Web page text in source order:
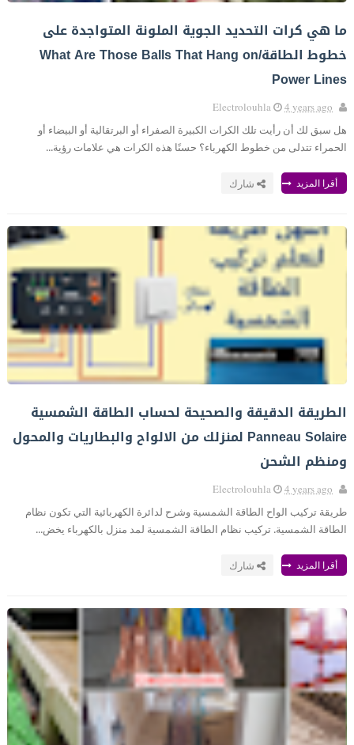
ما هي كرات التحديد الجوية الملونة المتواجدة على
خطوط الطاقة/What Are Those Balls That Hang on
Power Lines
Electrolouhla 4 years ago
هل سبق لك أن رأيت تلك الكرات الكبيرة الصفراء أو البرتقالية أو البيضاء أو
الحمراء تتدلى من خطوط الكهرباء؟ حسنًا هذه الكرات هي علامات رؤية...
أقرا المزيد شارك
الطريقة الدقيقة والصحيحة لحساب الطاقة الشمسية
Panneau Solaire لمنزلك من الالواح والبطاريات والمحول
ومنظم الشحن
Electrolouhla 4 years ago
طريقة تركيب الواح الطاقة الشمسية وشرح لدائرة الكهربائية التي تكون نظام
الطاقة الشمسية. تركيب نظام الطاقة الشمسية لمد منزل بالكهرباء يخض...
أقرا المزيد شارك